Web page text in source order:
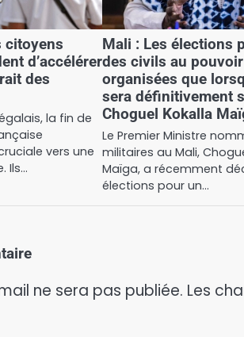
citoyens
d’accélérer
des
la fin de
vers une
Ils…
Mali : Les élections
des civils au
organisées que
sera définitivement
Choguel Kokalla
Le Premier Ministre
militaires au Mali,
Maïga, a récemment
élections pour un…
ne sera pas publiée. Les